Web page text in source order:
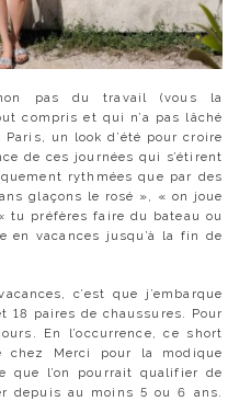
pas du travail (vous la
compris et qui n’a pas lâché
un look d’été pour croire
de ces journées qui s’étirent
rythmées que par des
glaçons le rosé », « on joue
tu préfères faire du bateau ou
en vacances jusqu’à la fin de
c’est que j’embarque
18 paires de chaussures. Pour
En l’occurrence, ce short
chez Merci pour la modique
que l’on pourrait qualifier de
depuis au moins 5 ou 6 ans.